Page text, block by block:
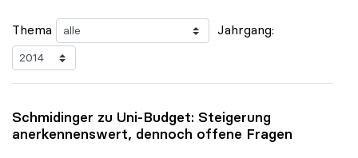
Thema Jahrgang:
Schmidinger zu Uni-Budget: Steigerung
anerkennenswert, dennoch offene Fragen